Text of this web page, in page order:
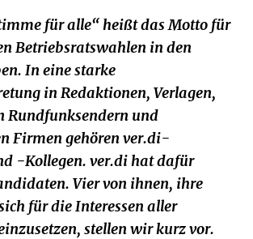
für alle“ heißt das Motto für
Betriebsratswahlen in den
In eine starke
in Redaktionen, Verlagen,
Rundfunksendern und
Firmen gehören ver.di-
-Kollegen. ver.di hat dafür
Vier von ihnen, ihre
für die Interessen aller
stellen wir kurz vor.